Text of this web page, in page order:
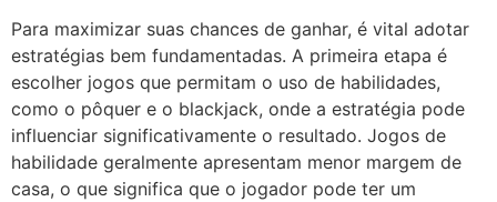
Para maximizar suas chances de ganhar, é vital adotar
estratégias bem fundamentadas. A primeira etapa é
escolher jogos que permitam o uso de habilidades,
como o pôquer e o blackjack, onde a estratégia pode
influenciar significativamente o resultado. Jogos de
habilidade geralmente apresentam menor margem de
casa, o que significa que o jogador pode ter um